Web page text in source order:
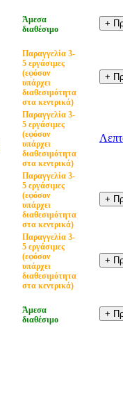
Άμεσα
διαθέσιμο
Παραγγελία 3-
5 εργάσιμες
(εφόσον
υπάρχει
διαθεσιμότητα
στα κεντρικά)
Παραγγελία 3-
5 εργάσιμες
(εφόσον
υπάρχει
διαθεσιμότητα
στα κεντρικά)
Παραγγελία 3-
5 εργάσιμες
(εφόσον
υπάρχει
διαθεσιμότητα
στα κεντρικά)
Παραγγελία 3-
5 εργάσιμες
(εφόσον
υπάρχει
διαθεσιμότητα
στα κεντρικά)
Άμεσα
διαθέσιμο